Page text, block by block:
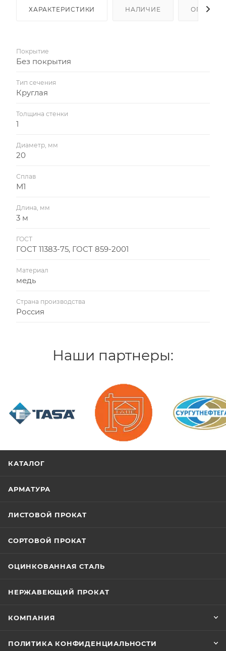
ХАРАКТЕРИСТИКИ НАЛИЧИЕ ОПЛАТА
Покрытие
Без покрытия
Тип сечения
Круглая
Толщина стенки
1
Диаметр, мм
20
Сплав
М1
Длина, мм
3 м
ГОСТ
ГОСТ 11383-75, ГОСТ 859-2001
Материал
медь
Страна производства
Россия
Наши партнеры:
КАТАЛОГ
АРМАТУРА
ЛИСТОВОЙ ПРОКАТ
СОРТОВОЙ ПРОКАТ
ОЦИНКОВАННАЯ СТАЛЬ
НЕРЖАВЕЮЩИЙ ПРОКАТ
КОМПАНИЯ
ПОЛИТИКА КОНФИДЕНЦИАЛЬНОСТИ